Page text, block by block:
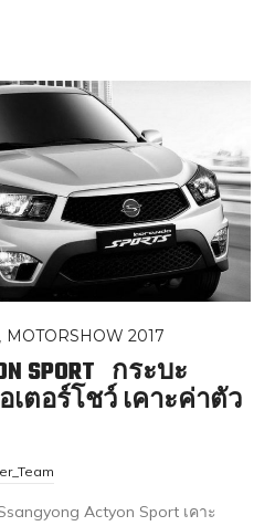
, MOTORSHOW 2017
SPORT กระบะ
เตอร์โชว์ เคาะค่าตัว
Actyon Sport เคาะ